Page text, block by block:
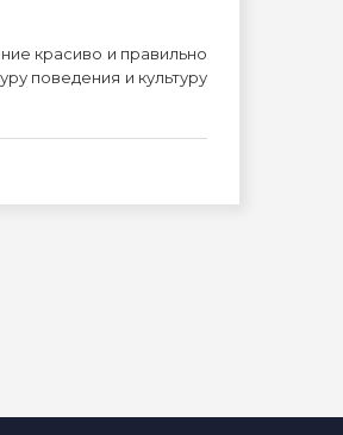
красиво и правильно
поведения и культуру